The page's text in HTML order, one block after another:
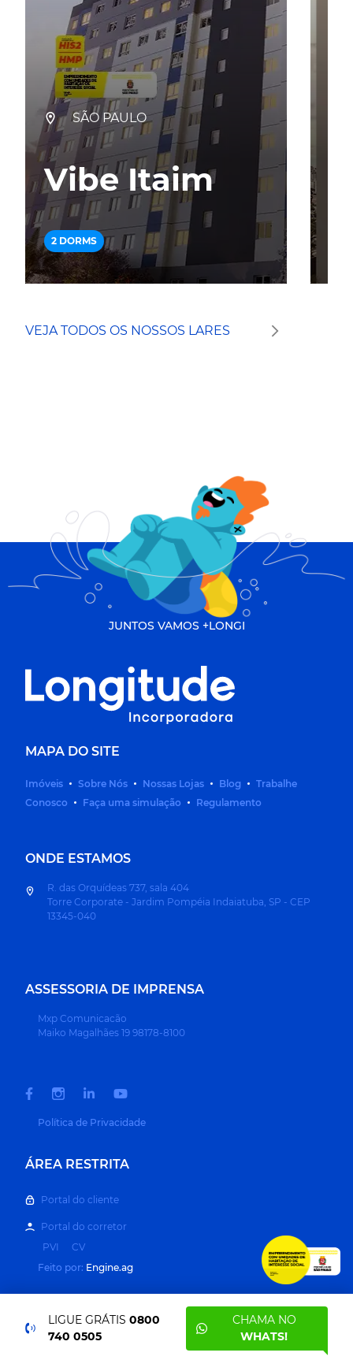
SÃO PAULO
Vibe Itaim
2 DORMS
VEJA TODOS OS NOSSOS LARES
JUNTOS VAMOS +LONGI
MAPA DO SITE
Imóveis Sobre Nós Nossas Lojas Blog
Trabalhe
Conosco
Faça uma simulação Regulamento
ONDE ESTAMOS
R. das Orquídeas 737, sala 404
Torre Corporate - Jardim Pompéia Indaiatuba, SP - CEP
13345-040
ASSESSORIA DE IMPRENSA
Mxp Comunicacão
Maiko Magalhães 19 98178-8100
Política de Privacidade
ÁREA RESTRITA
Portal do cliente
Portal do corretor
PVI
CV
Feito por: Engine.ag
LIGUE GRÁTIS 0800
740 0505
CHAMA NO
WHATS!